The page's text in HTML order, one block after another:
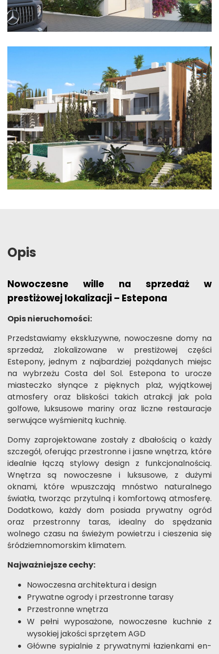
Opis
Nowoczesne wille na sprzedaż w
prestiżowej lokalizacji – Estepona
Opis nieruchomości:
Przedstawiamy ekskluzywne, nowoczesne domy na
sprzedaż, zlokalizowane w prestiżowej części
Estepony, jednym z najbardziej pożądanych miejsc
na wybrzeżu Costa del Sol. Estepona to urocze
miasteczko słynące z pięknych plaż, wyjątkowej
atmosfery oraz bliskości takich atrakcji jak pola
golfowe, luksusowe mariny oraz liczne restauracje
serwujące wyśmienitą kuchnię.
Domy zaprojektowane zostały z dbałością o każdy
szczegół, oferując przestronne i jasne wnętrza, które
idealnie łączą stylowy design z funkcjonalnością.
Wnętrza są nowoczesne i luksusowe, z dużymi
oknami, które wpuszczają mnóstwo naturalnego
światła, tworząc przytulną i komfortową atmosferę.
Dodatkowo, każdy dom posiada prywatny ogród
oraz przestronny taras, idealny do spędzania
wolnego czasu na świeżym powietrzu i cieszenia się
śródziemnomorskim klimatem.
Najważniejsze cechy:
Nowoczesna architektura i design
Prywatne ogrody i przestronne tarasy
Przestronne wnętrza
W pełni wyposażone, nowoczesne kuchnie z
wysokiej jakości sprzętem AGD
Główne sypialnie z prywatnymi łazienkami en-